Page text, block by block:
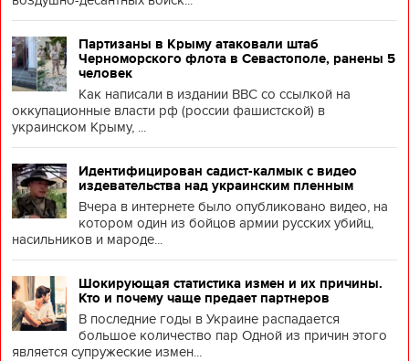
Партизаны в Крыму атаковали штаб
Черноморского флота в Севастополе, ранены 5
человек
Как написали в издании BBC со ссылкой на
оккупационные власти рф (россии фашистской) в
украинском Крыму, ...
Идентифицирован садист-калмык с видео
издевательства над украинским пленным
Вчера в интернете было опубликовано видео, на
котором один из бойцов армии русских убийц,
насильников и мароде...
Шокирующая статистика измен и их причины.
Кто и почему чаще предает партнеров
В последние годы в Украине распадается
большое количество пар Одной из причин этого
является супружеские измен...